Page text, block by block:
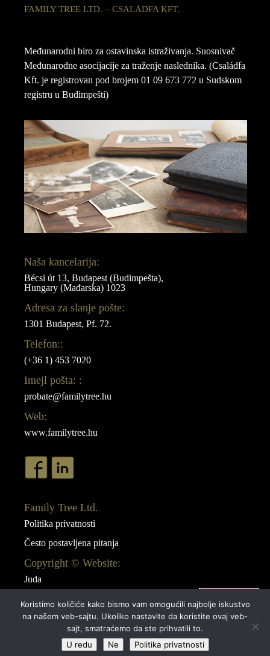
FAMILY TREE LTD. – CSALÁDFA KFT.
Međunarodni biro za ostavinska istraživanja. Suosnivač
Međunarodne asocijacije za traženje naslednika. (Családfa
Kft. je registrovan pod brojem 01 09 673 772 u Sudskom
registru u Budimpešti)
Naša kancelarija:
Bécsi út 13, Budapest (Budimpešta),
Hungary (Mađarska) 1023
Adresa za slanje pošte:
1301 Budapest, Pf. 72.
Telefon::
(+36 1) 453 7020
Imejl pošta: :
probate@familytree.hu
Web:
www.familytree.hu
Family Tree Ltd.
Politika privatnosti
Često postavljena pitanja
Copyright © Website:
Juda
Webdesign:
AB Design
Koristimo količiće kako bismo vam omogućili najbolje iskustvo
na našem veb-sajtu. Ukoliko nastavite da koristite ovaj veb-
sajt, smatraćemo da ste prihvatili to.
U redu
Ne Politika privatnosti